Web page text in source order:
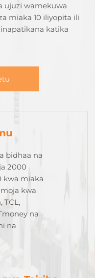
ujuzi wamekuwa
miaka 10 iliyopita ili
katika
bidhaa na
2000
kwa miaka
kwa
TCL,
na
na